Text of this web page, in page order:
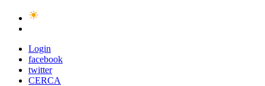
Login
facebook
twitter
CERCA